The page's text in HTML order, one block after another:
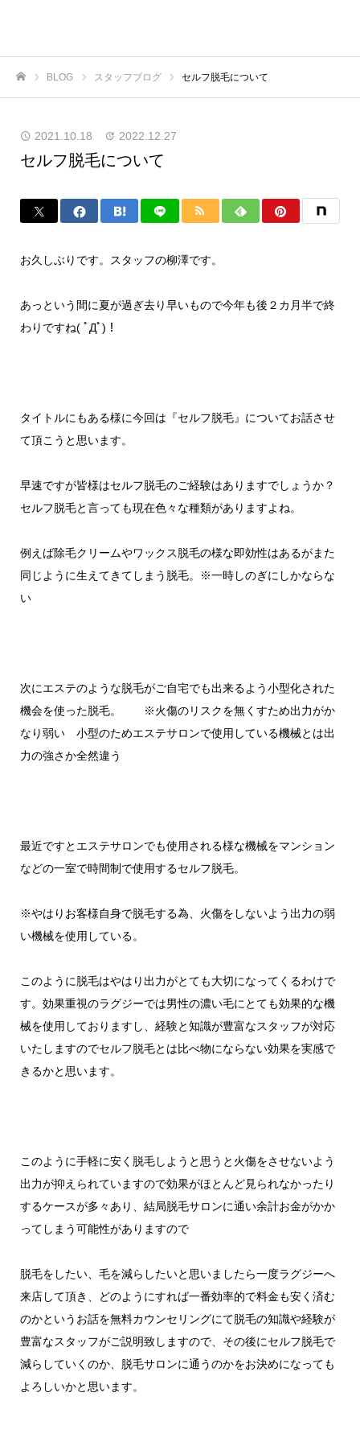
BLOG スタッフブログ セルフ脱毛について
2021.10.18 2022.12.27
セルフ脱毛について
お久しぶりです。スタッフの柳澤です。
あっという間に夏が過ぎ去り早いもので今年も後２カ月半で終
わりですね( ﾟДﾟ)！
タイトルにもある様に今回は『セルフ脱毛』についてお話させ
て頂こうと思います。
早速ですが皆様はセルフ脱毛のご経験はありますでしょうか？
セルフ脱毛と言っても現在色々な種類がありますよね。
例えば除毛クリームやワックス脱毛の様な即効性はあるがまた
同じように生えてきてしまう脱毛。※一時しのぎにしかならな
い
次にエステのような脱毛がご自宅でも出来るよう小型化された
機会を使った脱毛。 ※火傷のリスクを無くすため出力がか
なり弱い 小型のためエステサロンで使用している機械とは出
力の強さか全然違う
最近ですとエステサロンでも使用される様な機械をマンション
などの一室で時間制で使用するセルフ脱毛。
※やはりお客様自身で脱毛する為、火傷をしないよう出力の弱
い機械を使用している。
このように脱毛はやはり出力がとても大切になってくるわけで
す。効果重視のラグジーでは男性の濃い毛にとても効果的な機
械を使用しておりますし、経験と知識が豊富なスタッフが対応
いたしますのでセルフ脱毛とは比べ物にならない効果を実感で
きるかと思います。
このように手軽に安く脱毛しようと思うと火傷をさせないよう
出力が抑えられていますので効果がほとんど見られなかったり
するケースが多々あり、結局脱毛サロンに通い余計お金がかか
ってしまう可能性がありますので
脱毛をしたい、毛を減らしたいと思いましたら一度ラグジーへ
来店して頂き、どのようにすれば一番効率的で料金も安く済む
のかというお話を無料カウンセリングにて脱毛の知識や経験が
豊富なスタッフがご説明致しますので、その後にセルフ脱毛で
減らしていくのか、脱毛サロンに通うのかをお決めになっても
よろしいかと思います。